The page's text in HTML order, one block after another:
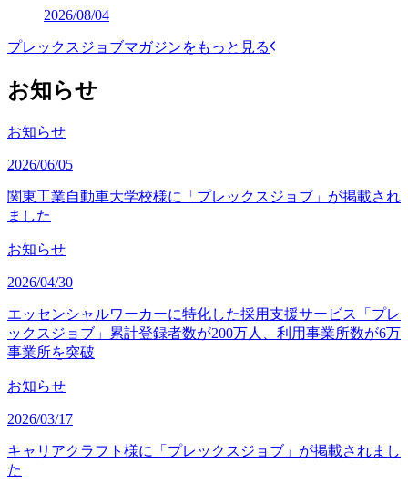
2026/08/04
プレックスジョブマガジンをもっと見る
お知らせ
お知らせ
2026/06/05
関東工業自動車大学校様に「プレックスジョブ」が掲載され
ました
お知らせ
2026/04/30
エッセンシャルワーカーに特化した採用支援サービス「プレ
ックスジョブ」累計登録者数が200万人、利用事業所数が6万
事業所を突破
お知らせ
2026/03/17
キャリアクラフト様に「プレックスジョブ」が掲載されまし
た